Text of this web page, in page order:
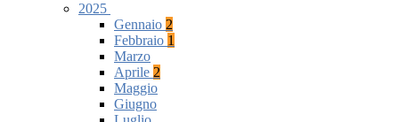
2025
Gennaio 2
Febbraio 1
Marzo
Aprile 2
Maggio
Giugno